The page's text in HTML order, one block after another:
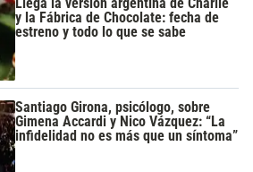
Llega la versión argentina de Charlie
y la Fábrica de Chocolate: fecha de
estreno y todo lo que se sabe
Santiago Girona, psicólogo, sobre
Gimena Accardi y Nico Vázquez: “La
infidelidad no es más que un síntoma”